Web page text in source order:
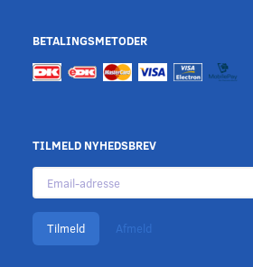
BETALINGSMETODER
TILMELD NYHEDSBREV
Email-
adresse
Tilmeld Afmeld